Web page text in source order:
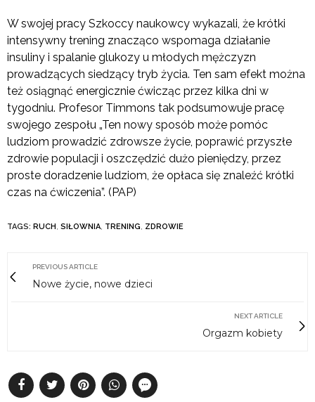
W swojej pracy Szkoccy naukowcy wykazali, że krótki
intensywny trening znacząco wspomaga działanie
insuliny i spalanie glukozy u młodych mężczyzn
prowadzących siedzący tryb życia. Ten sam efekt można
też osiągnąć energicznie ćwicząc przez kilka dni w
tygodniu. Profesor Timmons tak podsumowuje pracę
swojego zespołu „Ten nowy sposób może pomóc
ludziom prowadzić zdrowsze życie, poprawić przyszłe
zdrowie populacji i oszczędzić dużo pieniędzy, przez
proste doradzenie ludziom, że opłaca się znaleźć krótki
czas na ćwiczenia”. (PAP)
TAGS: RUCH, SIŁOWNIA, TRENING, ZDROWIE
PREVIOUS ARTICLE
Nowe życie, nowe dzieci
NEXT ARTICLE
Orgazm kobiety